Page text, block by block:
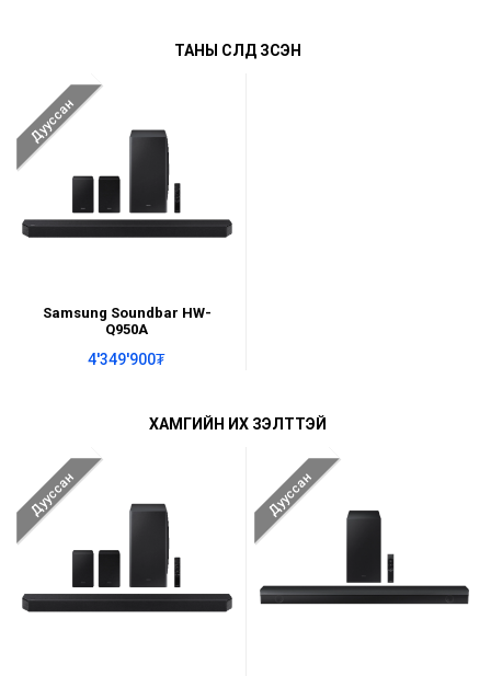
Дууссан
Samsung Soundbar HW-
Q950A
4'349'900₮
ТАНЫ СҮҮЛД ҮЗСЭН
Дууссан Дууссан
ХАМГИЙН ИХ ҮЗЭЛТТЭЙ